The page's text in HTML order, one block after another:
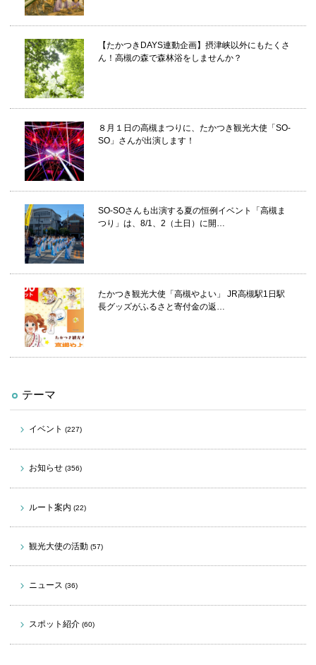
【たかつきDAYS連動企画】摂津峡以外にもたくさ
ん！高槻の森で森林浴をしませんか？
８月１日の高槻まつりに、たかつき観光大使「SO-
SO」さんが出演します！
SO-SOさんも出演する夏の恒例イベント「高槻ま
つり」は、8/1、2（土日）に開…
たかつき観光大使「高槻やよい」 JR高槻駅1日駅
長グッズがふるさと寄付金の返…
テーマ
イベント (227)
お知らせ (356)
ルート案内 (22)
観光大使の活動 (57)
ニュース (36)
スポット紹介 (60)